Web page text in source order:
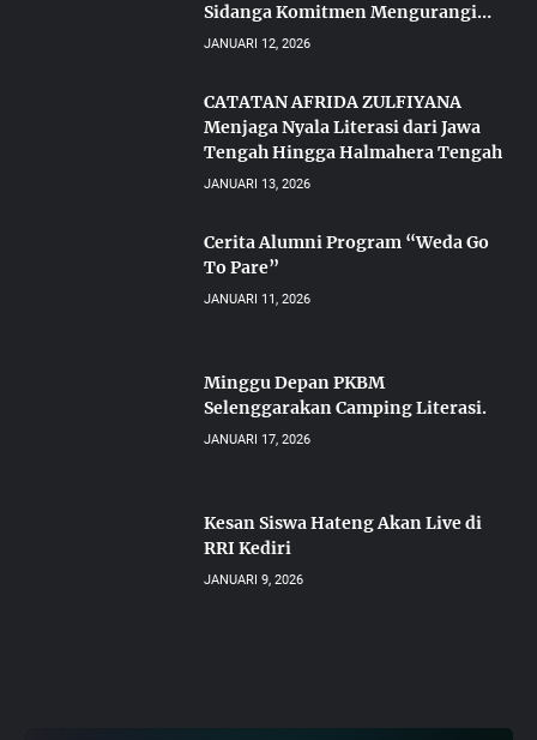
Sidanga Komitmen Mengurangi
Angka Putus Sekolah
JANUARI 12, 2026
CATATAN AFRIDA ZULFIYANA
Menjaga Nyala Literasi dari Jawa
Tengah Hingga Halmahera Tengah
JANUARI 13, 2026
Cerita Alumni Program “Weda Go
To Pare”
JANUARI 11, 2026
Minggu Depan PKBM
Selenggarakan Camping Literasi.
JANUARI 17, 2026
Kesan Siswa Hateng Akan Live di
RRI Kediri
JANUARI 9, 2026